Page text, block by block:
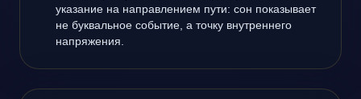
указание на направлением пути: сон показывает
не буквальное событие, а точку внутреннего
напряжения.